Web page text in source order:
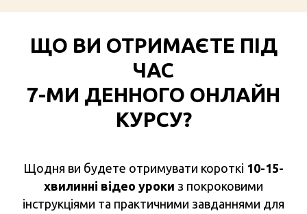
ЩО ВИ ОТРИМАЄТЕ ПІД
ЧАС
7-МИ ДЕННОГО ОНЛАЙН
КУРСУ?
Щодня ви будете отримувати короткі 10-15-
хвилинні відео уроки з покроковими
інструкціями та практичними завданнями для